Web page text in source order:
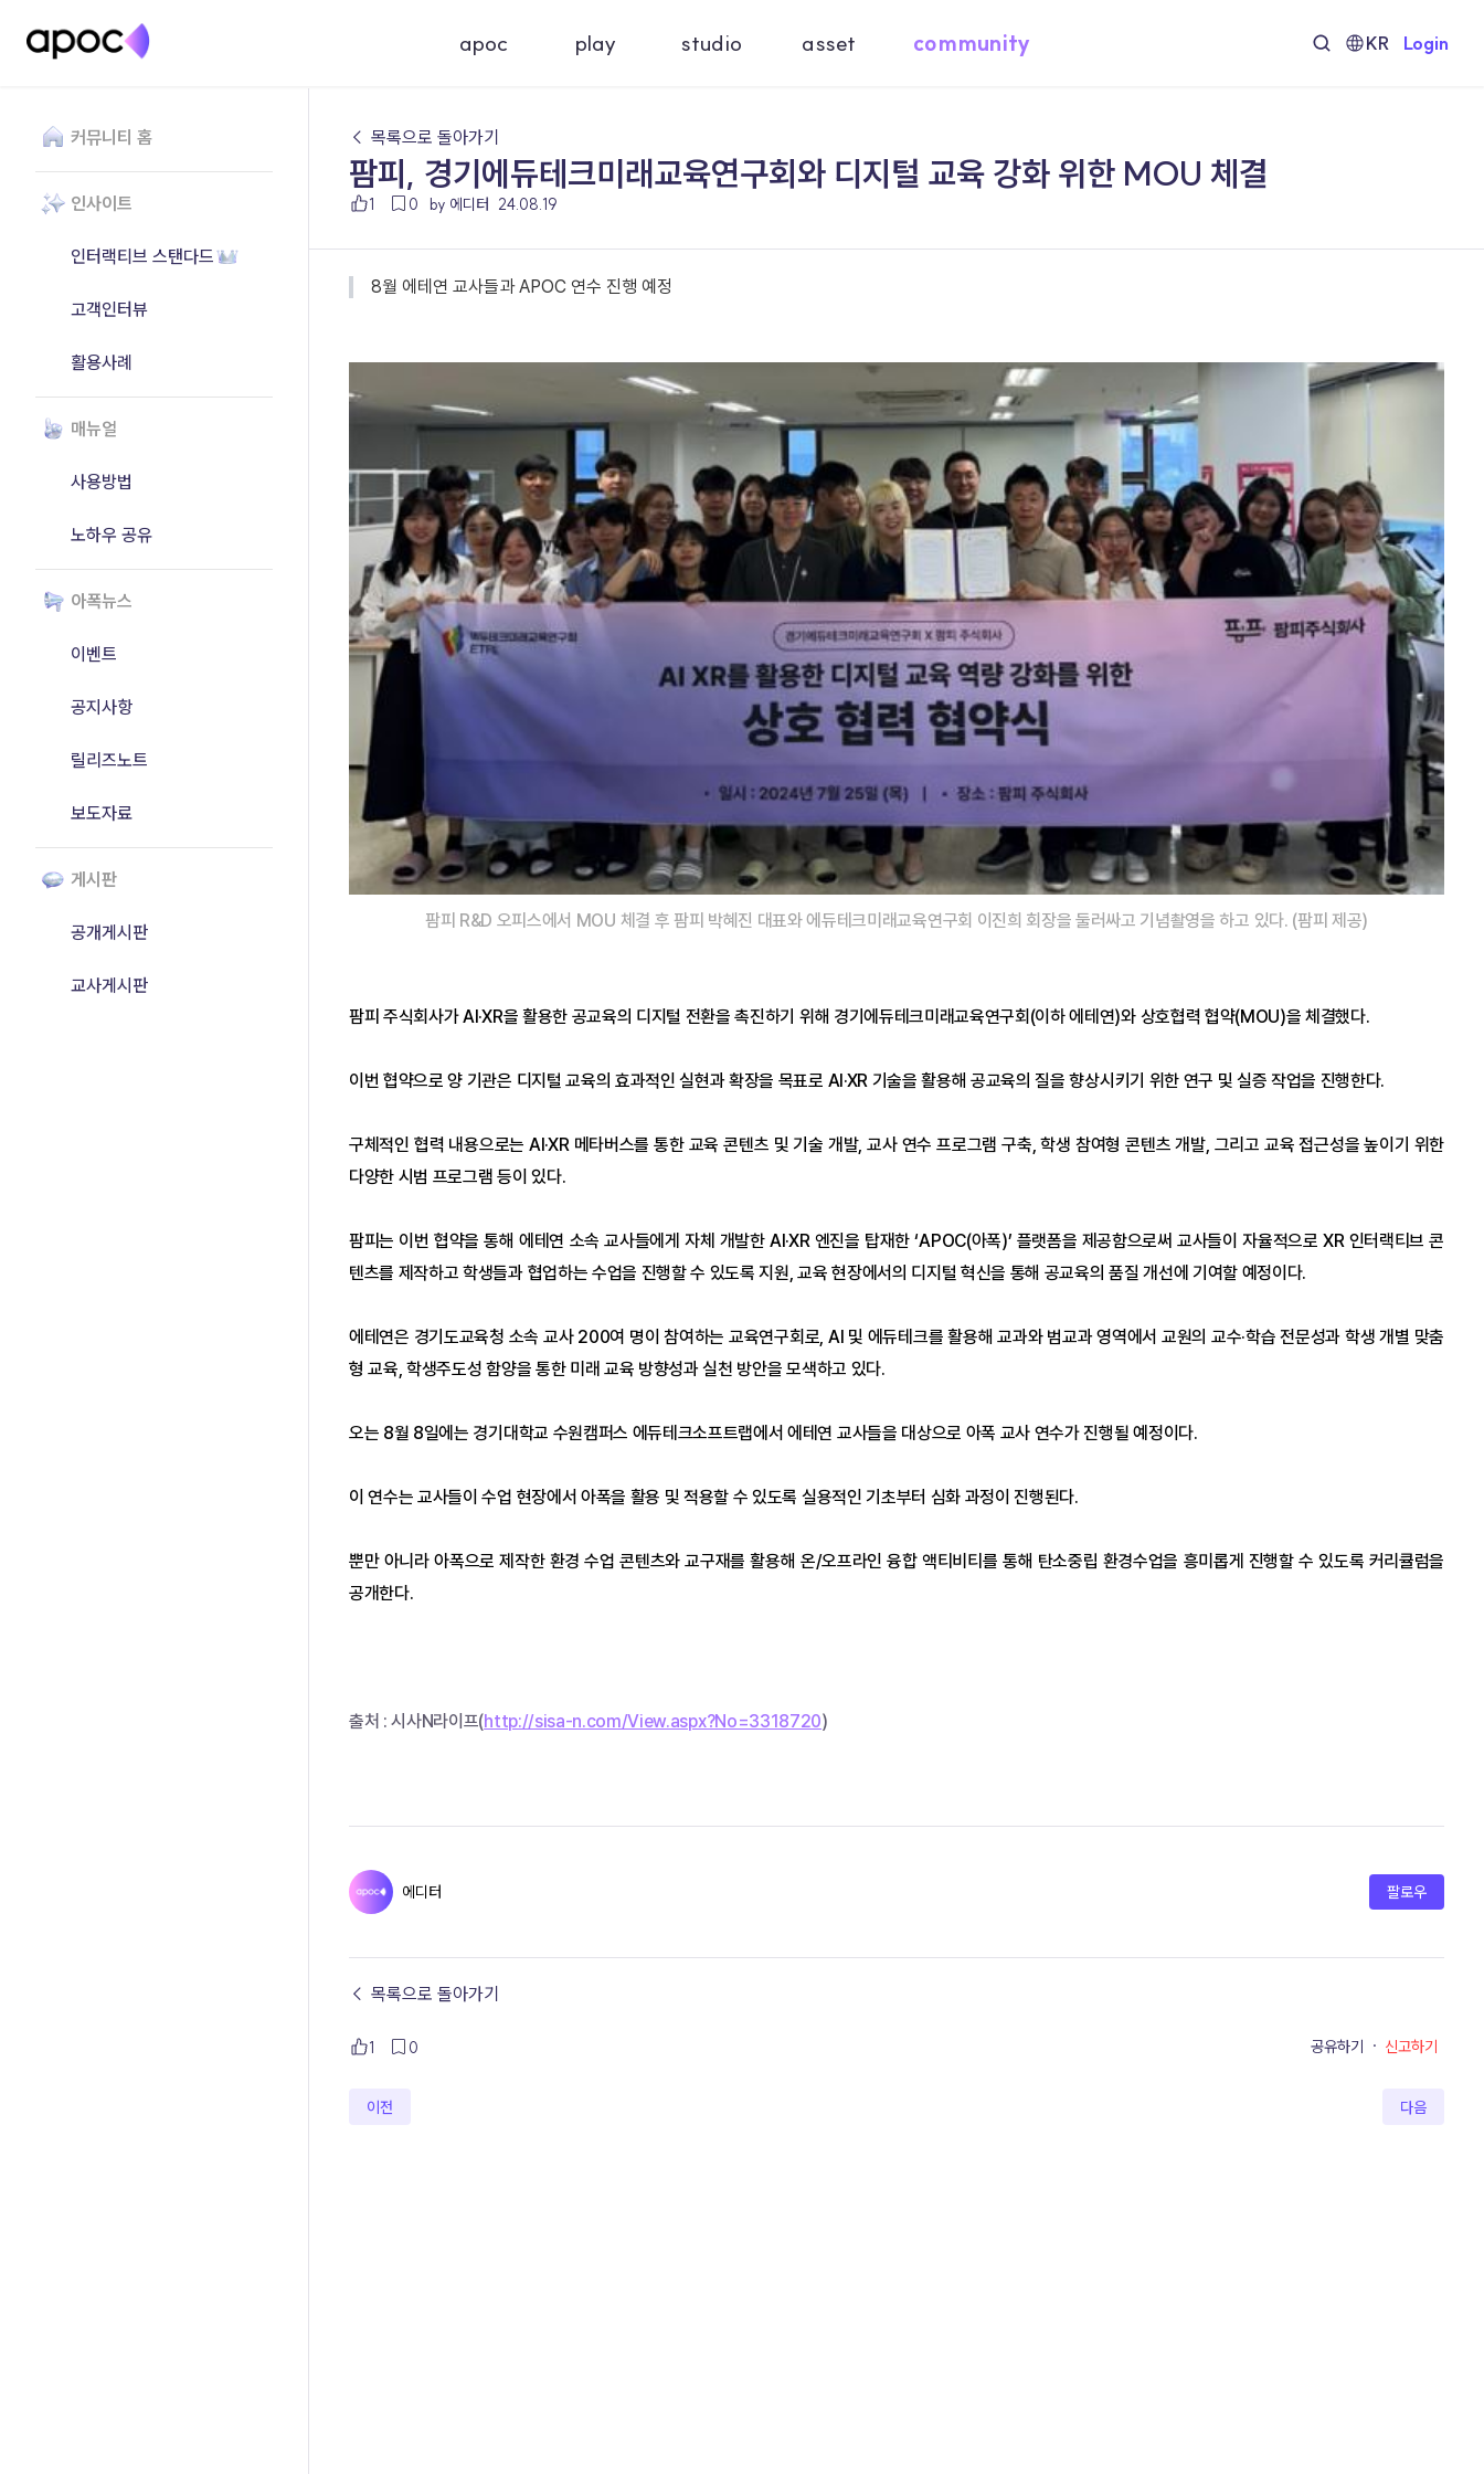
apoc play studio asset community KR Login
커뮤니티 홈
인사이트
인터랙티브 스탠다드
고객인터뷰
활용사례
매뉴얼
사용방법
노하우 공유
아폭뉴스
이벤트
공지사항
릴리즈노트
보도자료
게시판
공개게시판
교사게시판
← 목록으로 돌아가기
팜피, 경기에듀테크미래교육연구회와 디지털 교육 강화 위한 MOU 체결
1 0 by 에디터 24.08.19
8월 에테연 교사들과 APOC 연수 진행 예정
팜피 R&D 오피스에서 MOU 체결 후 팜피 박혜진 대표와 에듀테크미래교육연구회 이진희 회장을 둘러싸고 기념촬영을 하고 있다. (팜피 제공)
팜피 주식회사가 AI·XR을 활용한 공교육의 디지털 전환을 촉진하기 위해 경기에듀테크미래교육연구회(이하 에테연)와 상호협력 협약(MOU)을 체결했다.
이번 협약으로 양 기관은 디지털 교육의 효과적인 실현과 확장을 목표로 AI·XR 기술을 활용해 공교육의 질을 향상시키기 위한 연구 및 실증 작업을 진행한다.
구체적인 협력 내용으로는 AI·XR 메타버스를 통한 교육 콘텐츠 및 기술 개발, 교사 연수 프로그램 구축, 학생 참여형 콘텐츠 개발, 그리고 교육 접근성을 높이기 위한
다양한 시범 프로그램 등이 있다.
팜피는 이번 협약을 통해 에테연 소속 교사들에게 자체 개발한 AI·XR 엔진을 탑재한 ‘APOC(아폭)’ 플랫폼을 제공함으로써 교사들이 자율적으로 XR 인터랙티브 콘
텐츠를 제작하고 학생들과 협업하는 수업을 진행할 수 있도록 지원, 교육 현장에서의 디지털 혁신을 통해 공교육의 품질 개선에 기여할 예정이다.
에테연은 경기도교육청 소속 교사 200여 명이 참여하는 교육연구회로, AI 및 에듀테크를 활용해 교과와 범교과 영역에서 교원의 교수·학습 전문성과 학생 개별 맞춤
형 교육, 학생주도성 함양을 통한 미래 교육 방향성과 실천 방안을 모색하고 있다.
오는 8월 8일에는 경기대학교 수원캠퍼스 에듀테크소프트랩에서 에테연 교사들을 대상으로 아폭 교사 연수가 진행될 예정이다.
이 연수는 교사들이 수업 현장에서 아폭을 활용 및 적용할 수 있도록 실용적인 기초부터 심화 과정이 진행된다.
뿐만 아니라 아폭으로 제작한 환경 수업 콘텐츠와 교구재를 활용해 온/오프라인 융합 액티비티를 통해 탄소중립 환경수업을 흥미롭게 진행할 수 있도록 커리큘럼을
공개한다.
출처 : 시사N라이프(http://sisa-n.com/View.aspx?No=3318720)
에디터 팔로우
← 목록으로 돌아가기
1 0 공유하기 · 신고하기
이전 다음